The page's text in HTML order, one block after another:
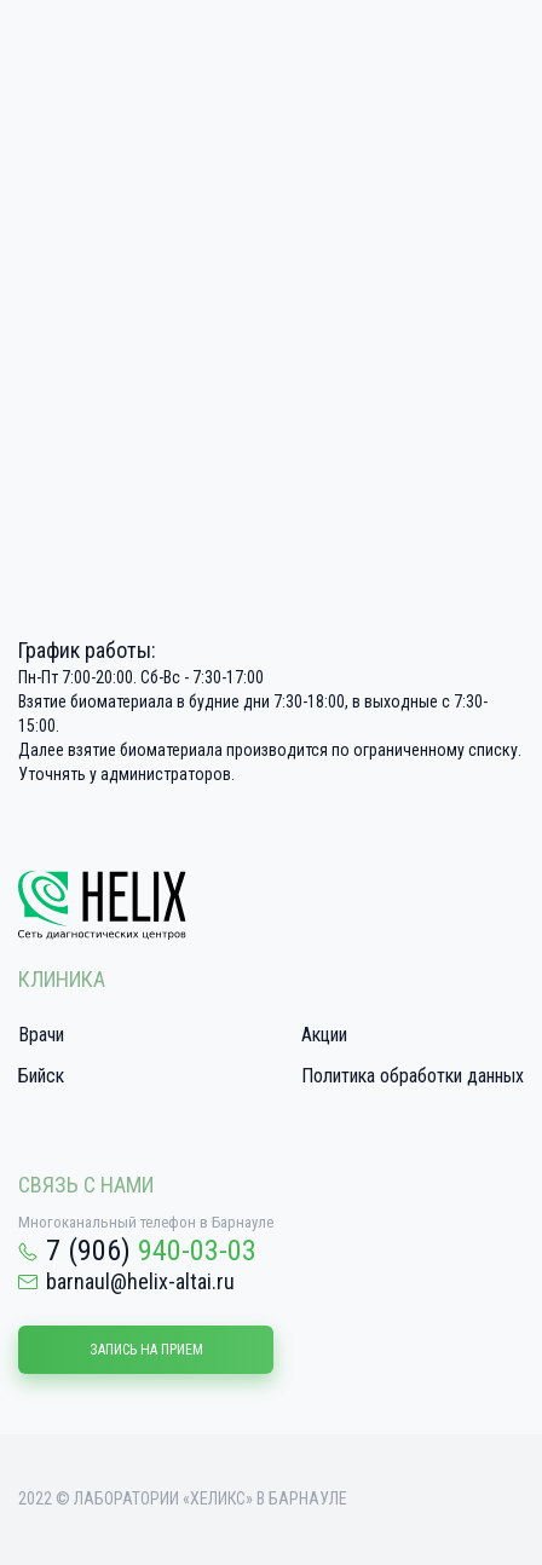
График работы:
Пн-Пт 7:00-20:00. Сб-Вс - 7:30-17:00
Взятие биоматериала в будние дни 7:30-18:00, в выходные с 7:30-
15:00.
Далее взятие биоматериала производится по ограниченному списку.
Уточнять у администраторов.
КЛИНИКА
Врачи
Акции
Бийск
Политика обработки данных
СВЯЗЬ С НАМИ
Многоканальный телефон в Барнауле
7 (906) 940-03-03
barnaul@helix-altai.ru
ЗАПИСЬ НА ПРИЕМ
2022 © ЛАБОРАТОРИИ «ХЕЛИКС» В БАРНАУЛЕ